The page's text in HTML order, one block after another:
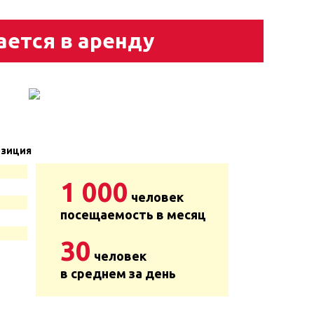
в аренду
1 000 человек
посещаемость в месяц
30 человек
в среднем за день